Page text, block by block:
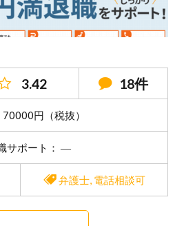
3.42 18件
円（税抜）
サポート： ―
弁護士, 電話相談可